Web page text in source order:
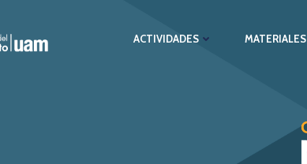
ACTIVIDADES MATERIALES